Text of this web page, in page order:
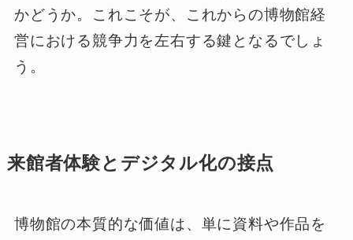
かどうか。これこそが、これからの博物館経
営における競争力を左右する鍵となるでしょ
う。
来館者体験とデジタル化の接点
博物館の本質的な価値は、単に資料や作品を